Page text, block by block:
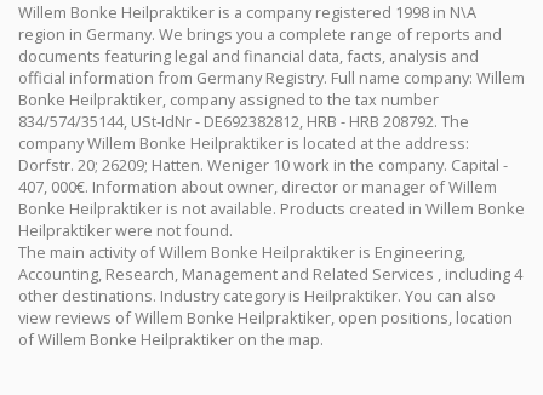
Willem Bonke Heilpraktiker is a company registered 1998 in N\A
region in Germany. We brings you a complete range of reports and
documents featuring legal and financial data, facts, analysis and
official information from Germany Registry. Full name company: Willem
Bonke Heilpraktiker, company assigned to the tax number
834/574/35144, USt-IdNr - DE692382812, HRB - HRB 208792. The
company Willem Bonke Heilpraktiker is located at the address:
Dorfstr. 20; 26209; Hatten. Weniger 10 work in the company. Capital -
407, 000€. Information about owner, director or manager of Willem
Bonke Heilpraktiker is not available. Products created in Willem Bonke
Heilpraktiker were not found.
The main activity of Willem Bonke Heilpraktiker is Engineering,
Accounting, Research, Management and Related Services , including 4
other destinations. Industry category is Heilpraktiker. You can also
view reviews of Willem Bonke Heilpraktiker, open positions, location
of Willem Bonke Heilpraktiker on the map.